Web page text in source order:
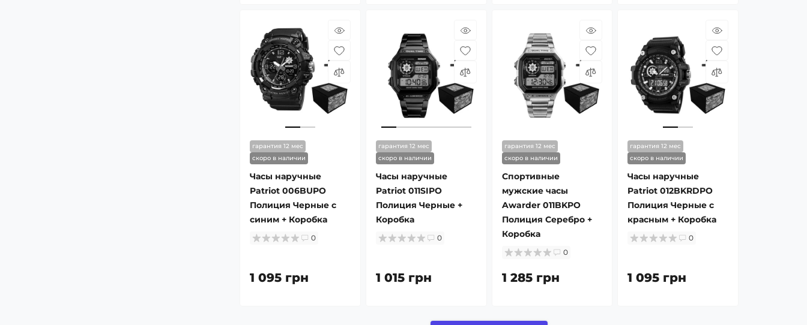
гарантия 12 мес
скоро в наличии
Часы наручные
Patriot 006BUPO ​​
Полиция Черные с
синим + Коробка
0
1 095 грн
гарантия 12 мес
скоро в наличии
Часы наручные
Patriot 011SIPO
Полиция Черные +
Коробка
0
1 015 грн
гарантия 12 мес
скоро в наличии
Спортивные
мужские часы
Awarder 011BKPO
Полиция Серебро +
Коробка
0
1 285 грн
гарантия 12 мес
скоро в наличии
Часы наручные
Patriot 012BKRDPO
Полиция Черные с
красным + Коробка
0
1 095 грн